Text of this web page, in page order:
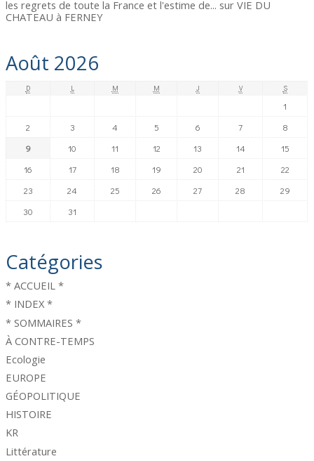
les regrets de toute la France et l'estime de... surVIE DU
CHATEAU à FERNEY
Août 2026
D L M M J V S
1
2
3 4 5 6 7
8
9
10 11 12 13 14
15
16
17 18 19 20 21
22
23
24 25 26 27 28
29
30
31
Catégories
* ACCUEIL *
* INDEX *
* SOMMAIRES *
À CONTRE-TEMPS
Ecologie
EUROPE
GÉOPOLITIQUE
HISTOIRE
KR
Littérature